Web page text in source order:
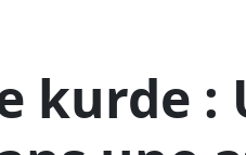
kurde :